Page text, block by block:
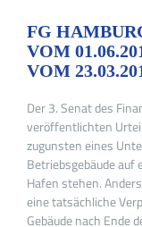
FG
VOM
VOM
Der 3. Senat des
veröffentlichten
zugunsten eines
Betriebsgebäude auf
Hafen stehen.
eine tatsächliche
Gebäude nach Ende